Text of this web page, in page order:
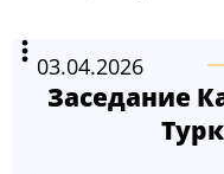
03.04.2026
Заседание